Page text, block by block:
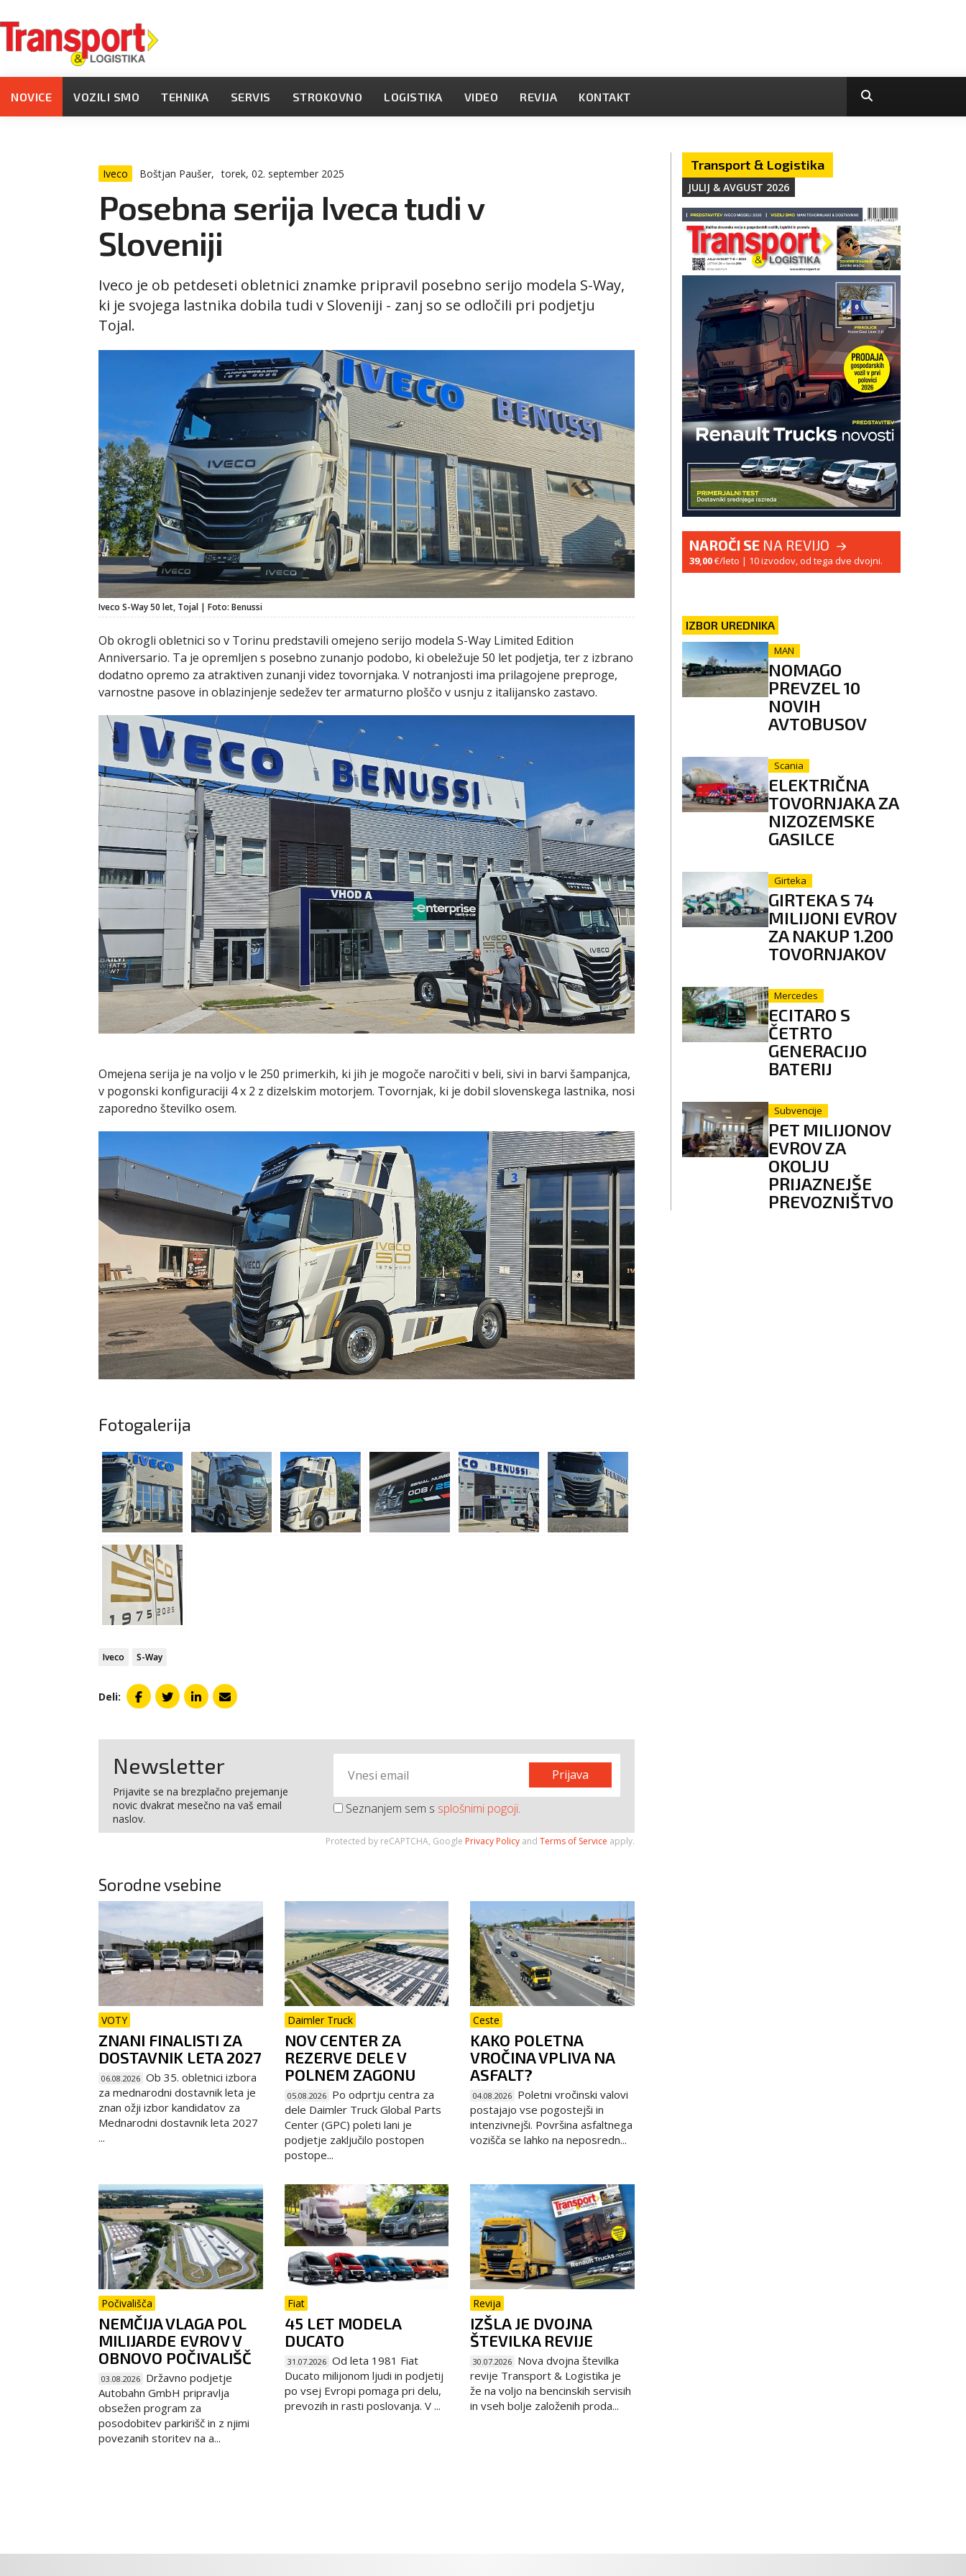
NOVICE VOZILI SMO TEHNIKA SERVIS STROKOVNO LOGISTIKA VIDEO REVIJA KONTAKT
Iveco Boštjan Paušer, torek, 02. september 2025
Posebna serija Iveca tudi v
Sloveniji
Iveco je ob petdeseti obletnici znamke pripravil posebno serijo modela S-Way,
ki je svojega lastnika dobila tudi v Sloveniji - zanj so se odločili pri podjetju
Tojal.
Iveco S-Way 50 let, Tojal | Foto: Benussi
Ob okrogli obletnici so v Torinu predstavili omejeno serijo modela S-Way Limited Edition
Anniversario. Ta je opremljen s posebno zunanjo podobo, ki obeležuje 50 let podjetja, ter z izbrano
dodatno opremo za atraktiven zunanji videz tovornjaka. V notranjosti ima prilagojene preproge,
varnostne pasove in oblazinjenje sedežev ter armaturno ploščo v usnju z italijansko zastavo.
Omejena serija je na voljo v le 250 primerkih, ki jih je mogoče naročiti v beli, sivi in barvi šampanjca,
v pogonski konfiguraciji 4 x 2 z dizelskim motorjem. Tovornjak, ki je dobil slovenskega lastnika, nosi
zaporedno številko osem.
Fotogalerija
Iveco S-Way
Deli:
Newsletter
Prijavite se na brezplačno prejemanje
novic dvakrat mesečno na vaš email
naslov.
Prijava
Seznanjem sem s splošnimi pogoji.
Protected by reCAPTCHA, Google Privacy Policy andTerms of Service apply.
Sorodne vsebine
VOTY
ZNANI FINALISTI ZA
DOSTAVNIK LETA 2027
06.08.2026 Ob 35. obletnici izbora
za mednarodni dostavnik leta je
znan ožji izbor kandidatov za
Mednarodni dostavnik leta 2027
...
Daimler Truck
NOV CENTER ZA
REZERVE DELE V
POLNEM ZAGONU
05.08.2026
Po odprtju centra za
dele Daimler Truck Global Parts
Center (GPC) poleti lani je
podjetje zaključilo postopen
postope...
Ceste
KAKO POLETNA
VROČINA VPLIVA NA
ASFALT?
04.08.2026 Poletni vročinski valovi
postajajo vse pogostejši in
intenzivnejši. Površina asfaltnega
vozišča se lahko na neposredn...
Počivališča
NEMČIJA VLAGA POL
MILIJARDE EVROV V
OBNOVO POČIVALIŠČ
03.08.2026
Državno podjetje
Autobahn GmbH pripravlja
obsežen program za
posodobitev parkirišč in z njimi
povezanih storitev na a...
Fiat
45 LET MODELA
DUCATO
31.07.2026 Od leta 1981 Fiat
Ducato milijonom ljudi in podjetij
po vsej Evropi pomaga pri delu,
prevozih in rasti poslovanja. V ...
Revija
IZŠLA JE DVOJNA
ŠTEVILKA REVIJE
30.07.2026 Nova dvojna številka
revije Transport & Logistika je
že na voljo na bencinskih servisih
in vseh bolje založenih proda...
Transport & Logistika
JULIJ & AVGUST 2026
NAROČI SE NA REVIJO
39,00€/leto | 10 izvodov, od tega dve dvojni.
IZBOR UREDNIKA
MAN
NOMAGO
PREVZEL 10
NOVIH
AVTOBUSOV
Scania
ELEKTRIČNA
TOVORNJAKA ZA
NIZOZEMSKE
GASILCE
Girteka
GIRTEKA S 74
MILIJONI EVROV
ZA NAKUP 1.200
TOVORNJAKOV
Mercedes
ECITARO S
ČETRTO
GENERACIJO
BATERIJ
Subvencije
PET MILIJONOV
EVROV ZA
OKOLJU
PRIJAZNEJŠE
PREVOZNIŠTVO